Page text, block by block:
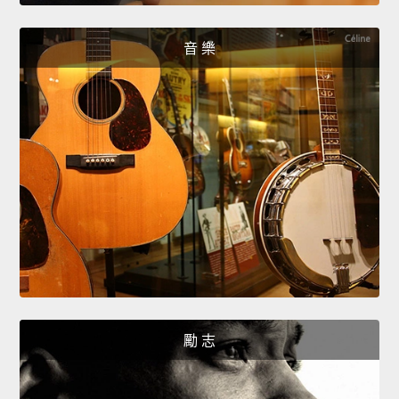
音 樂
勵 志